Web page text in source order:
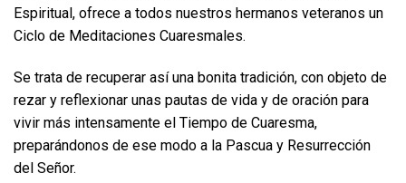
Espiritual, ofrece a todos nuestros hermanos veteranos un
Ciclo de Meditaciones Cuaresmales.
Se trata de recuperar así una bonita tradición, con objeto de
rezar y reflexionar unas pautas de vida y de oración para
vivir más intensamente el Tiempo de Cuaresma,
preparándonos de ese modo a la Pascua y Resurrección
del Señor.